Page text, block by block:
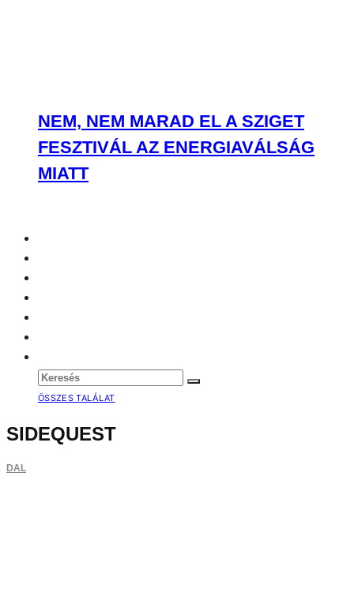
NEM, NEM MARAD EL A SZIGET
FESZTIVÁL AZ ENERGIAVÁLSÁG
MIATT
ÖSSZES TALÁLAT
SIDEQUEST
DAL